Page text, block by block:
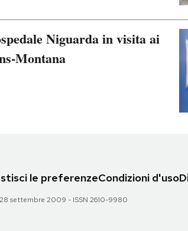
Niguarda in visita ai
Montana
le preferenzeCondizioni d'uso
settembre 2009 - ISSN 2610-9980